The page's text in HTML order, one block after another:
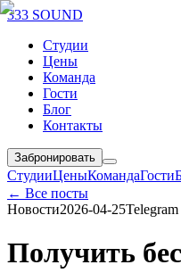
333 SOUND
Студии
Цены
Команда
Гости
Блог
Контакты
Забронировать
СтудииЦеныКомандаГости
← Все посты
Новости2026-04-25Telegram
Получить